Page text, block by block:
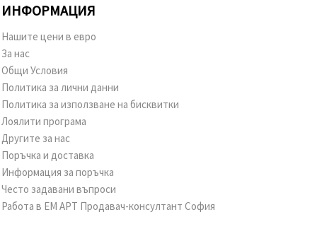
ИНФОРМАЦИЯ
Нашите цени в евро
За нас
Общи Условия
Политика за лични данни
Политика за използване на бисквитки
Лоялити програма
Другите за нас
Поръчка и доставка
Информация за поръчка
Често задавани въпроси
Работа в ЕМ АРТ Продавач-консултант София